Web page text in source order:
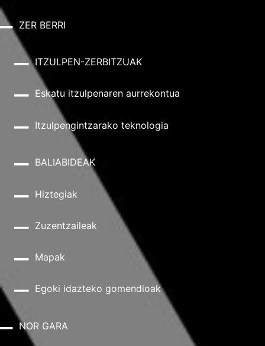
ZER BERRI
ITZULPEN-ZERBITZUAK
Eskatu itzulpenaren aurrekontua
Itzulpengintzarako teknologia
BALIABIDEAK
Hiztegiak
Zuzentzaileak
Mapak
Egoki idazteko gomendioak
NOR GARA